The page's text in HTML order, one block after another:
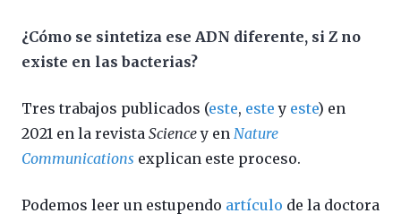
¿Cómo se sintetiza ese ADN diferente, si Z no
existe en las bacterias?
Tres trabajos publicados (este, este y este) en
2021 en la revista Sciencey en Nature
Communications explican este proceso.
Podemos leer un estupendo artículo de la doctora